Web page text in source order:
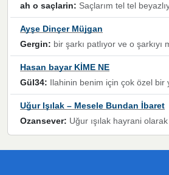
ah o saçlarin: Saçlarım tel tel beyazlıyor beyazlagına degil yanımda sen yoksun ona üzülüyorum günler bir bir geçiyor geçen günlere değil sensiz
Ayşe Dinçer Müjgan
Gergin: bir şarkı patlıyor ve o şarkıyı millet her paylaşımın altına koyuyor ve öyle bir durum hal alıyor ki şarkıyı dinlemeden şarkıdan bikıyorsun Ama bu enteresan bir şekilde dillere dolanıyor millet olarak
Hasan bayar KİME NE
Gül34: Ilahinin benim için çok özel bir yeri var İlk çıktığında komşum ne kadar yüksek sesle dinliyorsa orada duymuştum ve YouTube'dan aratıp Bu ilahiyi bulmuştum ve sonra müdavimi oldum günlük Ben de 3-5 kere dinleyip ezberleyip artık ilahiye
Uğur Işılak – Mesele Bundan İbaret
Ozansever: Uğur ışılak hayrani olarak eski yeni tüm eserlerini keyifle huzurla dinleyenlerden birisiyim, emeğine saygı duyan gönül